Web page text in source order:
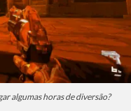
algumas horas de diversão?